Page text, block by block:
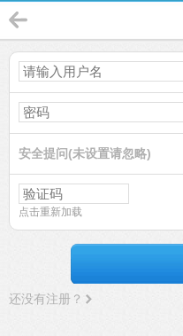
安全提问(未设置请忽略)
点击重新加载
还没有注册？